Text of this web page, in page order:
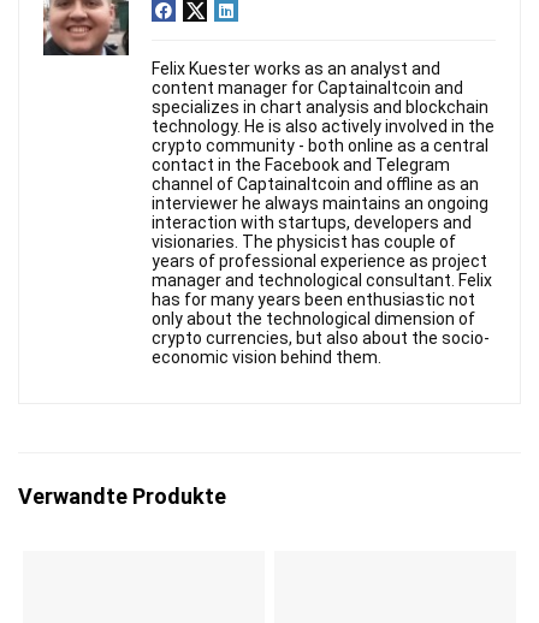
Felix Kuester works as an analyst and
content manager for Captainaltcoin and
specializes in chart analysis and blockchain
technology. He is also actively involved in the
crypto community - both online as a central
contact in the Facebook and Telegram
channel of Captainaltcoin and offline as an
interviewer he always maintains an ongoing
interaction with startups, developers and
visionaries. The physicist has couple of
years of professional experience as project
manager and technological consultant. Felix
has for many years been enthusiastic not
only about the technological dimension of
crypto currencies, but also about the socio-
economic vision behind them.
Verwandte Produkte